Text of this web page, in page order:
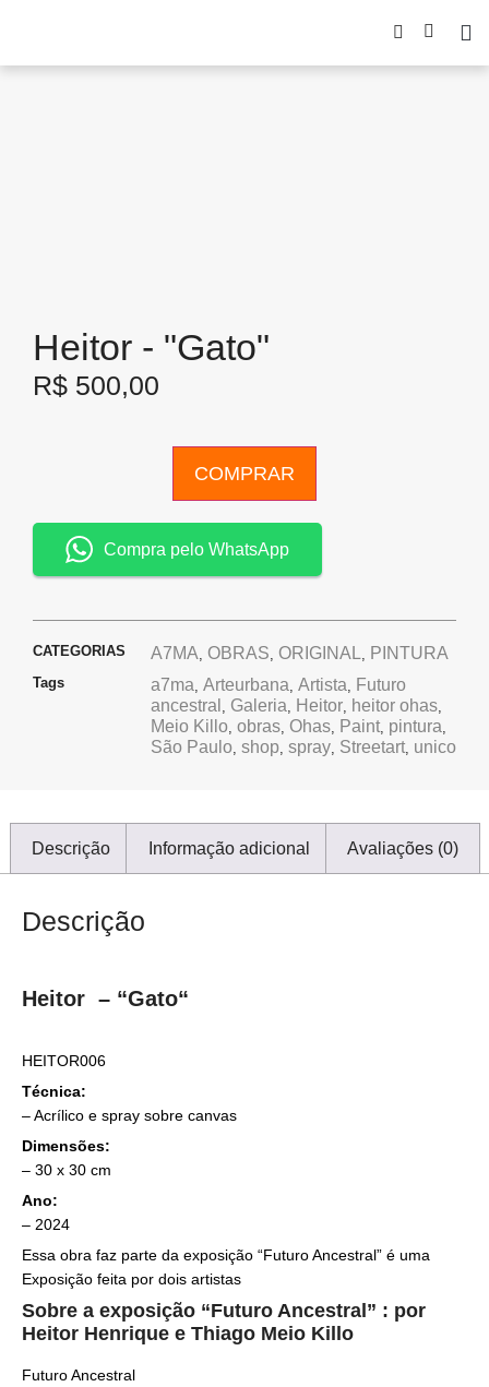
Heitor - "Gato"
R$ 500,00
COMPRAR
Compra pelo WhatsApp
CATEGORIAS A7MA, OBRAS, ORIGINAL, PINTURA
Tags a7ma, Arteurbana, Artista, Futuro
ancestral , Galeria, Heitor, heitor ohas,
Meio Killo, obras, Ohas, Paint, pintura,
São Paulo, shop, spray, Streetart, unico
Descrição Informação adicional Avaliações (0)
Descrição
Heitor – “Gato“
HEITOR006
Técnica:
–Acrílico e spray sobre canvas
Dimensões:
– 30 x 30 cm
Ano:
– 2024
Essa obra faz parte da exposição “Futuro Ancestral” é uma
Exposição feita por dois artistas
Sobre a exposição “Futuro Ancestral” : por
Heitor Henrique e Thiago Meio Killo
Futuro Ancestral